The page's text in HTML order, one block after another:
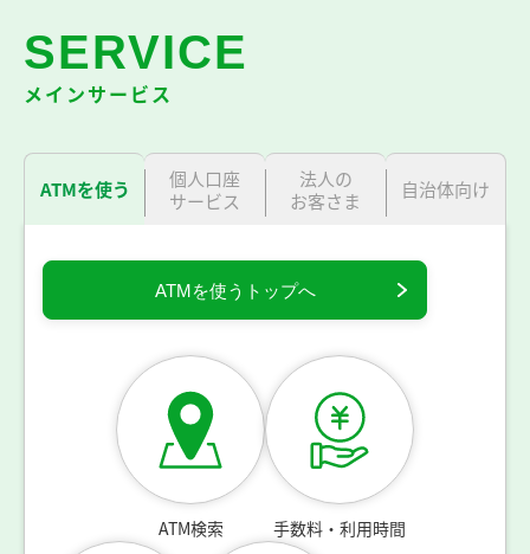
SERVICE
メインサービス
ATMを使う
個人口座
サービス
法人の
お客さま
自治体向け
ATMを使うトップへ
ATM検索 手数料・利用時間